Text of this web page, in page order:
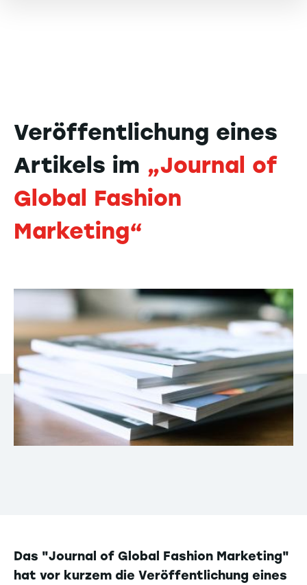
Veröffentlichung eines
Artikels im „Journal of
Global Fashion
Marketing“
Das "Journal of Global Fashion Marketing"
hat vor kurzem die Veröffentlichung eines